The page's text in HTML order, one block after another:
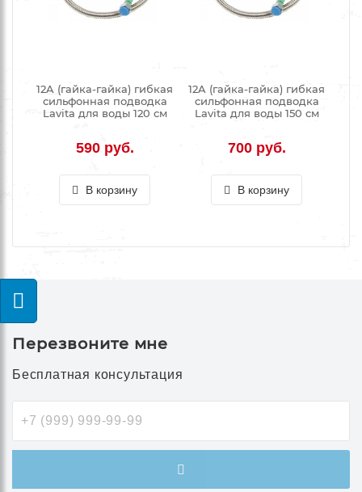
12A (гайка-гайка) гибкая
сильфонная подводка
Lavita для воды 120 см
590 руб.
В корзину
12A (гайка-гайка) гибкая
сильфонная подводка
Lavita для воды 150 см
700 руб.
В корзину
Перезвоните мне
Бесплатная консультация